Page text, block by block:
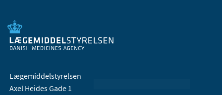
Lægemiddelstyrelsen
Axel Heides Gade 1